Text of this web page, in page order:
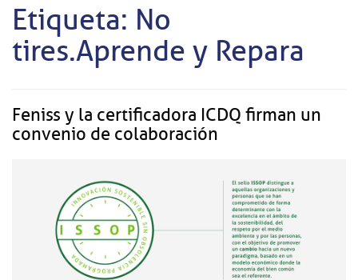
Etiqueta: No
tires.Aprende y Repara
Feniss y la certificadora ICDQ firman un
convenio de colaboración